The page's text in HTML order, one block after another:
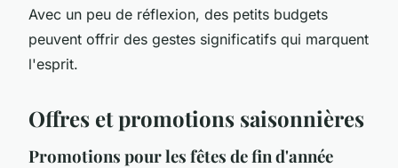
Avec un peu de réflexion, des petits budgets
peuvent offrir des gestes significatifs qui marquent
l'esprit.
Offres et promotions saisonnières
Promotions pour les fêtes de fin d'année